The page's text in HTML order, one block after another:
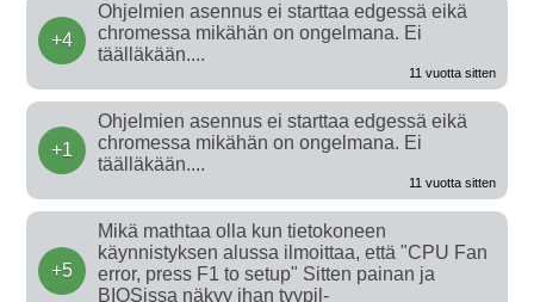
+4
Ohjelmien asennus ei starttaa edgessä eikä
chromessa mikähän on ongelmana. Ei
täälläkään....
11 vuotta sitten
+1
Ohjelmien asennus ei starttaa edgessä eikä
chromessa mikähän on ongelmana. Ei
täälläkään....
11 vuotta sitten
+5
Mikä mathtaa olla kun tietokoneen
käynnistyksen alussa ilmoittaa, että "CPU Fan
error, press F1 to setup" Sitten painan ja
BIOSissa näkyy ihan tyypil-